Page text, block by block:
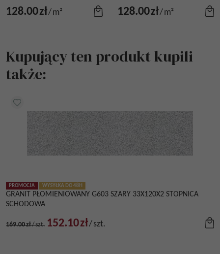
128.00zł/m² 128.00zł/m²
Kupujący ten produkt kupili
także:
PROMOCJA WYSYŁKA DO 48H
GRANIT PŁOMIENIOWANY G603 SZARY 33X120X2 STOPNICA
SCHODOWA
169.00zł/szt. 152.10zł/szt.